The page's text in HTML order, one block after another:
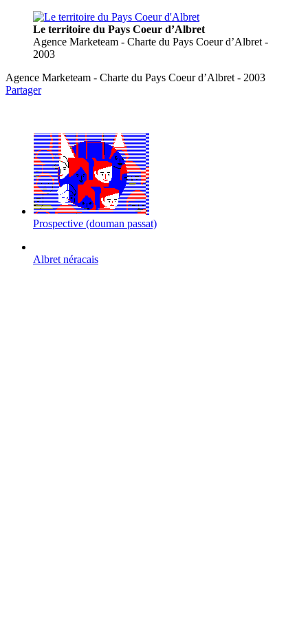
Le territoire du Pays Coeur d’Albret
Agence Marketeam - Charte du Pays Coeur d’Albret -
2003
Agence Marketeam - Charte du Pays Coeur d’Albret - 2003
Partager
Prospective (douman passat)
Albret néracais